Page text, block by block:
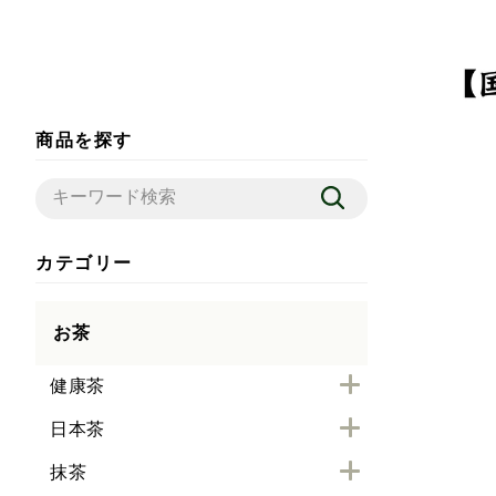
商品を探す
カテゴリー
お茶
健康茶
日本茶
抹茶